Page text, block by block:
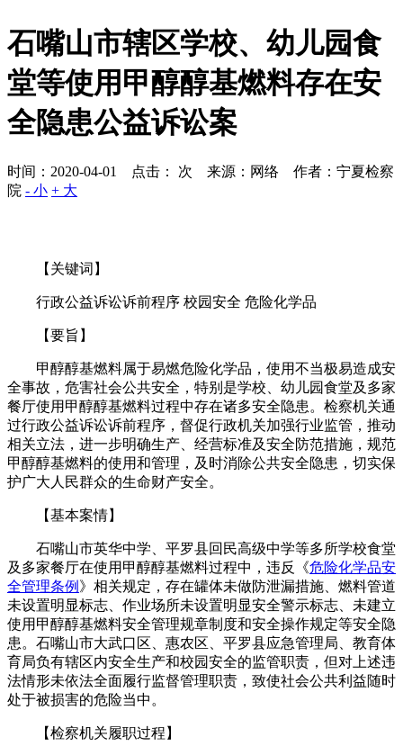
石嘴山市辖区学校、幼儿园食
堂等使用甲醇醇基燃料存在安
全隐患公益诉讼案
时间：2020-04-01 点击： 次 来源：网络 作者：宁夏检察
院 - 小 + 大
【关键词】
行政公益诉讼诉前程序 校园安全 危险化学品
【要旨】
甲醇醇基燃料属于易燃危险化学品，使用不当极易造成安
全事故，危害社会公共安全，特别是学校、幼儿园食堂及多家
餐厅使用甲醇醇基燃料过程中存在诸多安全隐患。检察机关通
过行政公益诉讼诉前程序，督促行政机关加强行业监管，推动
相关立法，进一步明确生产、经营标准及安全防范措施，规范
甲醇醇基燃料的使用和管理，及时消除公共安全隐患，切实保
护广大人民群众的生命财产安全。
【基本案情】
石嘴山市英华中学、平罗县回民高级中学等多所学校食堂
及多家餐厅在使用甲醇醇基燃料过程中，违反《危险化学品安
全管理条例 》相关规定，存在罐体未做防泄漏措施、燃料管道
未设置明显标志、作业场所未设置明显安全警示标志、未建立
使用甲醇醇基燃料安全管理规章制度和安全操作规定等安全隐
患。石嘴山市大武口区、惠农区、平罗县应急管理局、教育体
育局负有辖区内安全生产和校园安全的监管职责，但对上述违
法情形未依法全面履行监督管理职责，致使社会公共利益随时
处于被损害的危险当中。
【检察机关履职过程】